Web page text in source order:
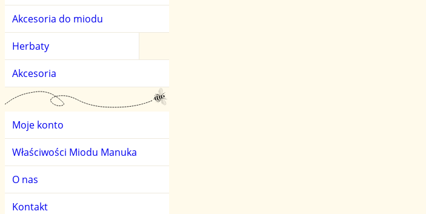
Akcesoria do miodu
Herbaty
Akcesoria
Moje konto
Właściwości Miodu Manuka
O nas
Kontakt